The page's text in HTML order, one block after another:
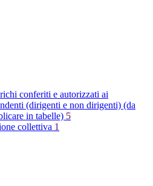
conferiti e autorizzati ai
(dirigenti e non dirigenti) (da
in tabelle) 5
collettiva 1